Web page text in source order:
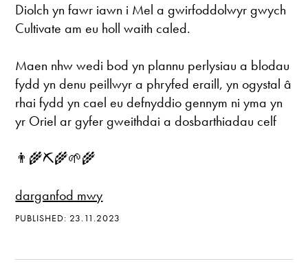
Diolch yn fawr iawn i Mel a gwirfoddolwyr gwych
Cultivate am eu holl waith caled.
Maen nhw wedi bod yn plannu perlysiau a blodau
fydd yn denu peillwyr a phryfed eraill, yn ogystal â
rhai fydd yn cael eu defnyddio gennym ni yma yn
yr Oriel ar gyfer gweithdai a dosbarthiadau celf
👨‍🌾⛏🌾🌱🌾
darganfod mwy
PUBLISHED: 23.11.2023